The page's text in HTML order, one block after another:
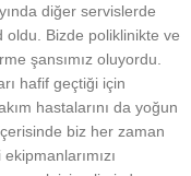
diğer servislerde
oldu. Bizde poliklinikte ve
şansımız oluyordu.
hafif geçtiği için
hastalarını da yoğun
biz her zaman